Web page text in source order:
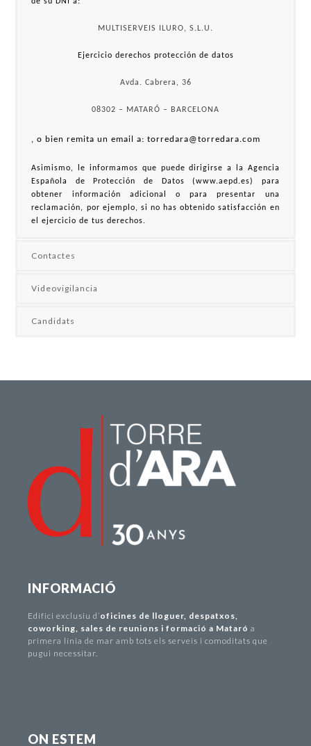
MULTISERVEIS ILURO, S.L.U.
Ejercicio derechos protección de datos
Avda. Cabrera, 36
08302 – MATARÓ – BARCELONA
, o bien remita un email a:torredara@torredara.com
Asimismo, le informamos que puede dirigirse a la Agencia
Española de Protección de Datos (www.aepd.es) para
obtener información adicional o para presentar una
reclamación, por ejemplo, si no has obtenido satisfacción en
el ejercicio de tus derechos.
Contactes
Videovigilancia
Candidats
INFORMACIÓ
Edifici exclusiu d ’oficines de lloguer, despatxos
coworking sales de reunions i formació a Mataró a
primera línia de mar amb tots els serveis i comoditats que
pugui necessitar.
ON ESTEM